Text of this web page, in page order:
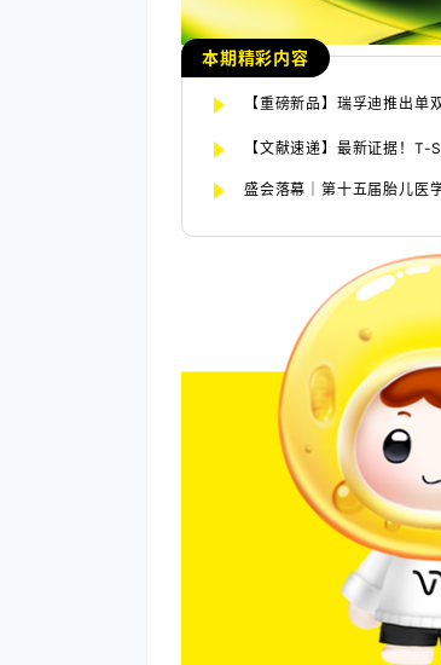
本期精彩内容
【重磅新品】瑞孚迪推出
【文献速递】最新证据！
盛会落幕｜第十五届胎儿医